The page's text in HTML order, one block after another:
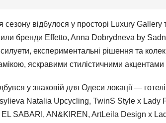
сезону відбулося у просторі Luxury
бренди Effetto, Anna Dobrydneva by
експериментальні рішення та
яскравими стилістичними
у знаковій для Одеси локації —
Natalia Upcycling, TwinS Style x Lady
SABARI, AN&KIREN, ArtLeila Design x